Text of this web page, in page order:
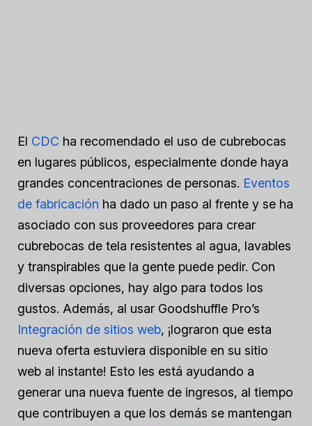
El CDC ha recomendado el uso de cubrebocas
en lugares públicos, especialmente donde haya
grandes concentraciones de personas. Eventos
de fabricación ha dado un paso al frente y se ha
asociado con sus proveedores para crear
cubrebocas de tela resistentes al agua, lavables
y transpirables que la gente puede pedir. Con
diversas opciones, hay algo para todos los
gustos. Además, al usar Goodshuffle Pro’s
Integración de sitios web, ¡lograron que esta
nueva oferta estuviera disponible en su sitio
web al instante! Esto les está ayudando a
generar una nueva fuente de ingresos, al tiempo
que contribuyen a que los demás se mantengan